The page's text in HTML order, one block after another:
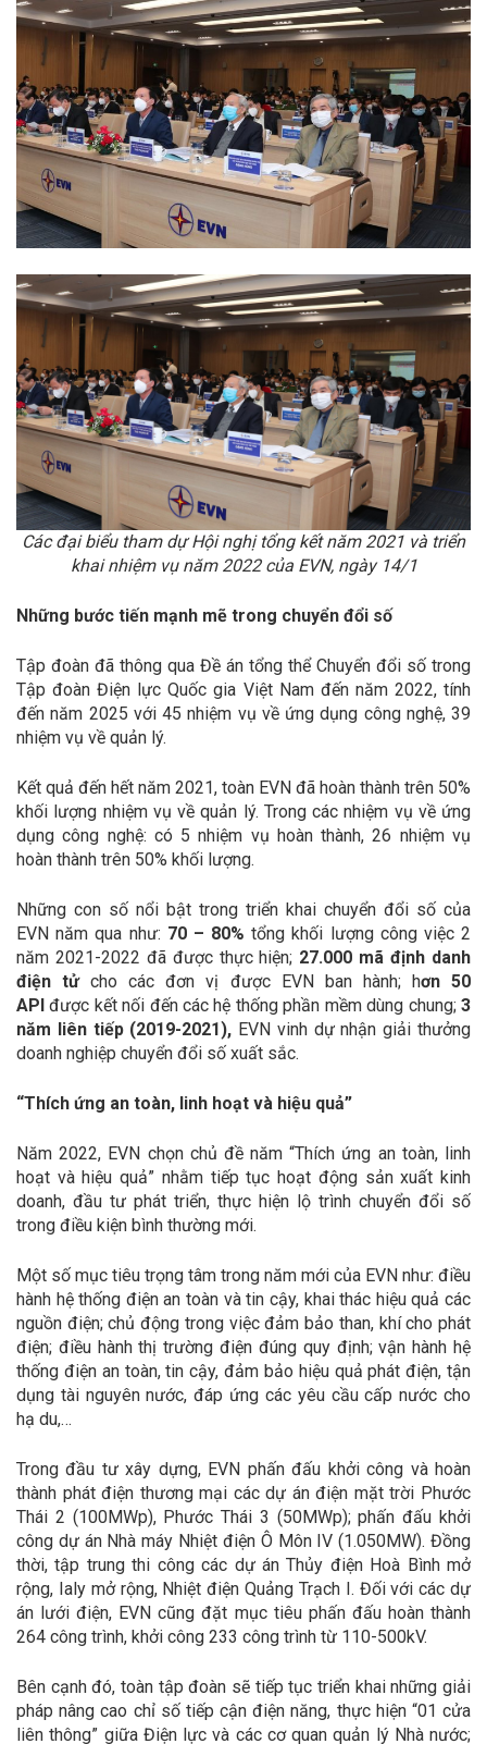
Các đại biểu tham dự Hội nghị tổng kết năm 2021 và triển
khai nhiệm vụ năm 2022 của EVN, ngày 14/1
Những bước tiến mạnh mẽ trong chuyển đổi số
Tập đoàn đã thông qua Đề án tổng thể Chuyển đổi số trong
Tập đoàn Điện lực Quốc gia Việt Nam đến năm 2022, tính
đến năm 2025 với 45 nhiệm vụ về ứng dụng công nghệ, 39
nhiệm vụ về quản lý.
Kết quả đến hết năm 2021, toàn EVN đã hoàn thành trên 50%
khối lượng nhiệm vụ về quản lý. Trong các nhiệm vụ về ứng
dụng công nghệ: có 5 nhiệm vụ hoàn thành, 26 nhiệm vụ
hoàn thành trên 50% khối lượng.
Những con số nổi bật trong triển khai chuyển đổi số của
EVN năm qua như: 70 – 80% tổng khối lượng công việc 2
năm 2021-2022 đã được thực hiện; 27.000 mã định danh
điện tửcho các đơn vị được EVN ban hành; hơn 50
API được kết nối đến các hệ thống phần mềm dùng chung; 3
năm liên tiếp (2019-2021), EVN vinh dự nhận giải thưởng
doanh nghiệp chuyển đổi số xuất sắc.
“Thích ứng an toàn, linh hoạt và hiệu quả”
Năm 2022, EVN chọn chủ đề năm “Thích ứng an toàn, linh
hoạt và hiệu quả” nhằm tiếp tục hoạt động sản xuất kinh
doanh, đầu tư phát triển, thực hiện lộ trình chuyển đổi số
trong điều kiện bình thường mới.
Một số mục tiêu trọng tâm trong năm mới của EVN như: điều
hành hệ thống điện an toàn và tin cậy, khai thác hiệu quả các
nguồn điện; chủ động trong việc đảm bảo than, khí cho phát
điện; điều hành thị trường điện đúng quy định; vận hành hệ
thống điện an toàn, tin cậy, đảm bảo hiệu quả phát điện, tận
dụng tài nguyên nước, đáp ứng các yêu cầu cấp nước cho
hạ du,…
Trong đầu tư xây dựng, EVN phấn đấu khởi công và hoàn
thành phát điện thương mại các dự án điện mặt trời Phước
Thái 2 (100MWp), Phước Thái 3 (50MWp); phấn đấu khởi
công dự án Nhà máy Nhiệt điện Ô Môn IV (1.050MW). Đồng
thời, tập trung thi công các dự án Thủy điện Hoà Bình mở
rộng, Ialy mở rộng, Nhiệt điện Quảng Trạch I. Đối với các dự
án lưới điện, EVN cũng đặt mục tiêu phấn đấu hoàn thành
264 công trình, khởi công 233 công trình từ 110-500kV.
Bên cạnh đó, toàn tập đoàn sẽ tiếp tục triển khai những giải
pháp nâng cao chỉ số tiếp cận điện năng, thực hiện “01 cửa
liên thông” giữa Điện lực và các cơ quan quản lý Nhà nước;